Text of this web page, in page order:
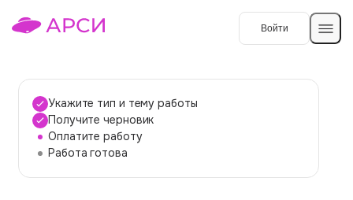
Войти
Темы работ
О сервисе
Укажите тип и тему работы
Получите черновик
Оплатите работу
Работа готова